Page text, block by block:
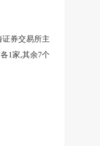
证券交易所主
1家,其余7个